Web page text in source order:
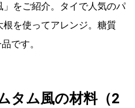
」をご紹介。タイで人気のパ
を使ってアレンジ。糖質
です。
タム風の材料（2